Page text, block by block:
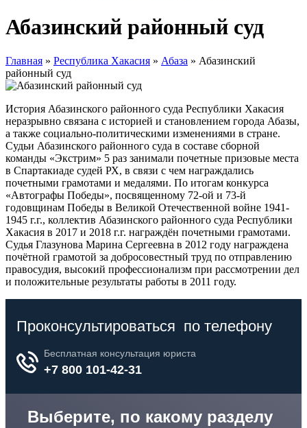
Абазинский районный суд
Главная » Республика Хакасия » Абаза » Абазинский
районный суд
История Абазинского районного суда Республики Хакасия
неразрывно связана с историей и становлением города Абазы,
а также социально-политическими изменениями в стране.
Судьи Абазинского районного суда в составе сборной
команды «Экстрим» 5 раз занимали почетные призовые места
в Спартакиаде судей РХ, в связи с чем награждались
почетными грамотами и медалями. По итогам конкурса
«Автографы Победы», посвященному 72-ой и 73-й
годовщинам Победы в Великой Отечественной войне 1941-
1945 г.г., коллектив Абазинского районного суда Республики
Хакасия в 2017 и 2018 г.г. награждён почетными грамотами.
Судья Глазунова Марина Сергеевна в 2012 году награждена
почётной грамотой за добросовестный труд по отправлению
правосудия, высокий профессионализм при рассмотрении дел
и положительные результаты работы в 2011 году.